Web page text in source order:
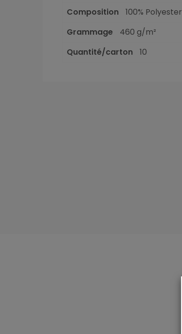
Composition
100% Polyester
Grammage
460 g/m²
Quantité/carton
10